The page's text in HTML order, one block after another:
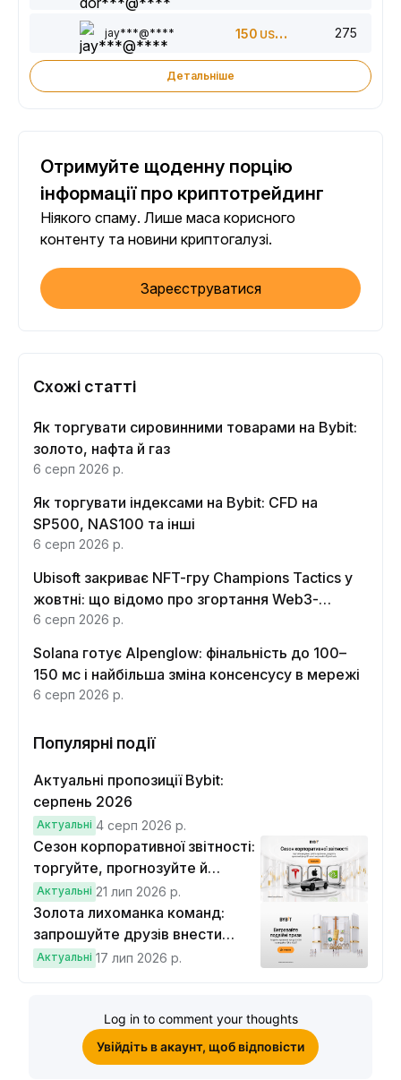
jay***@**** 150 USDT 275
Детальніше
Отримуйте щоденну порцію
інформації про криптотрейдинг
Ніякого спаму. Лише маса корисного
контенту та новини криптогалузі.
Зареєструватися
Схожі статті
Як торгувати сировинними товарами на Bybit:
золото, нафта й газ
6 серп 2026 р.
Як торгувати індексами на Bybit: CFD на
SP500, NAS100 та інші
6 серп 2026 р.
Ubisoft закриває NFT-гру Champions Tactics у
жовтні: що відомо про згортання Web3-
функцій
6 серп 2026 р.
Solana готує Alpenglow: фінальність до 100–
150 мс і найбільша зміна консенсусу в мережі
6 серп 2026 р.
Популярні події
Актуальні пропозиції Bybit:
серпень 2026
Актуальні 4 серп 2026 р.
Сезон корпоративної звітності:
торгуйте, прогнозуйте й
вигравайте Cybertruck
Актуальні 21 лип 2026 р.
Золота лихоманка команд:
запрошуйте друзів внести
депозит на $100 і торгувати на
Актуальні 17 лип 2026 р.
Log in to comment your thoughts
Увійдіть в акаунт, щоб відповісти